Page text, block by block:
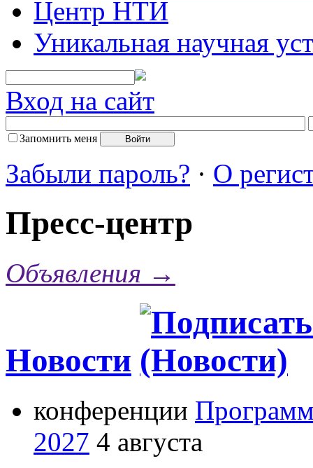
Центр НТИ
Уникальная научная
Вход на сайт
Запомнить меня
Забыли пароль? · О
Пресс-центр
Объявления →
Новости
конференции
2027 4 августа